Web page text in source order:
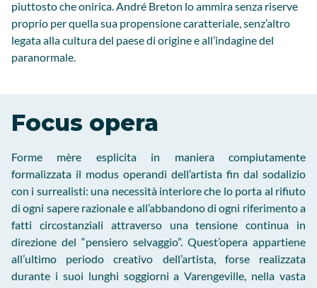
piuttosto che onirica. André Breton lo ammira senza riserve
proprio per quella sua propensione caratteriale, senz’altro
legata alla cultura del paese di origine e all’indagine del
paranormale.
Focus opera
Forme mère esplicita in maniera compiutamente
formalizzata il modus operandi dell’artista fin dal sodalizio
con i surrealisti: una necessità interiore che lo porta al rifiuto
di ogni sapere razionale e all’abbandono di ogni riferimento a
fatti circostanziali attraverso una tensione continua in
direzione del “pensiero selvaggio”. Quest’opera appartiene
all’ultimo periodo creativo dell’artista, forse realizzata
durante i suoi lunghi soggiorni a Varengeville, nella vasta